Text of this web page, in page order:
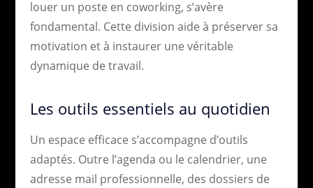
louer un poste en coworking, s’avère
fondamental. Cette division aide à préserver sa
motivation et à instaurer une véritable
dynamique de travail.
Les outils essentiels au quotidien
Un espace efficace s’accompagne d’outils
adaptés. Outre l’agenda ou le calendrier, une
adresse mail professionnelle, des dossiers de